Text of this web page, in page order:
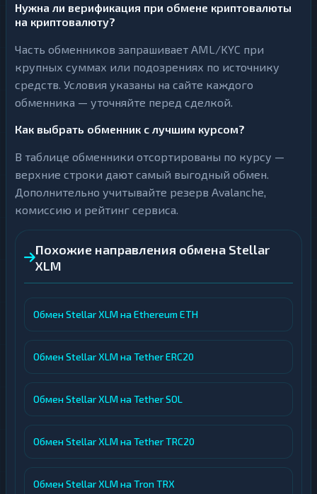
Нужна ли верификация при обмене криптовалюты
на криптовалюту?
Часть обменников запрашивает AML/KYC при
крупных суммах или подозрениях по источнику
средств. Условия указаны на сайте каждого
обменника — уточняйте перед сделкой.
Как выбрать обменник с лучшим курсом?
В таблице обменники отсортированы по курсу —
верхние строки дают самый выгодный обмен.
Дополнительно учитывайте резерв Avalanche,
комиссию и рейтинг сервиса.
Похожие направления обмена Stellar
XLM
Обмен Stellar XLM на Ethereum ETH
Обмен Stellar XLM на Tether ERC20
Обмен Stellar XLM на Tether SOL
Обмен Stellar XLM на Tether TRC20
Обмен Stellar XLM на Tron TRX